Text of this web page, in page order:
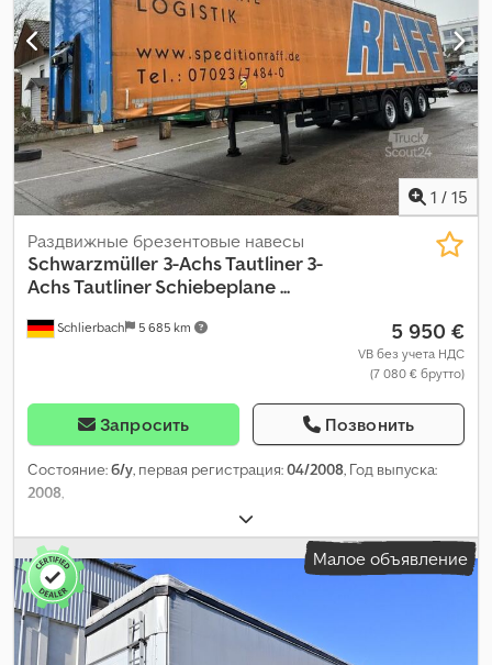
1 / 15
Schlierbach 5 685 km
Раздвижные брезентовые навесы
Schwarzmüller 3-Achs Tautliner 3-
Achs Tautliner Schiebeplane ...
5 950 €
VB без учета НДС
(7 080 € брутто)
Запросить Позвонить
Состояние:б/у, первая регистрация:04/2008, Год выпуска:
2008,
Малое объявление